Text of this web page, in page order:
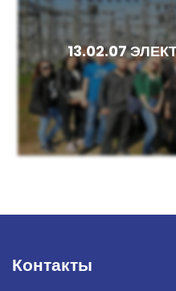
13.02.07
Контакты